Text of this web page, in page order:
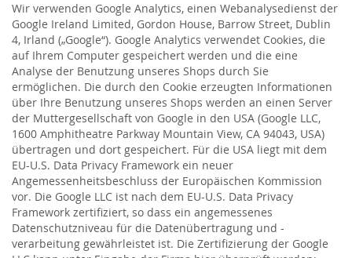
Wir verwenden Google Analytics, einen Webanalysedienst der
Google Ireland Limited, Gordon House, Barrow Street, Dublin
4, Irland („Google“). Google Analytics verwendet Cookies, die
auf Ihrem Computer gespeichert werden und die eine
Analyse der Benutzung unseres Shops durch Sie
ermöglichen. Die durch den Cookie erzeugten Informationen
über Ihre Benutzung unseres Shops werden an einen Server
der Muttergesellschaft von Google in den USA (Google LLC,
1600 Amphitheatre Parkway Mountain View, CA 94043, USA)
übertragen und dort gespeichert. Für die USA liegt mit dem
EU-U.S. Data Privacy Framework ein neuer
Angemessenheitsbeschluss der Europäischen Kommission
vor. Die Google LLC ist nach dem EU-U.S. Data Privacy
Framework zertifiziert, so dass ein angemessenes
Datenschutzniveau für die Datenübertragung und -
verarbeitung gewährleistet ist. Die Zertifizierung der Google